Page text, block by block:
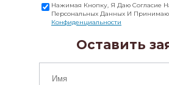
Нажимая Кнопку, Я Даю Согласие
Персональных Данных И Принимаю
Конфиденциальности
Оставить